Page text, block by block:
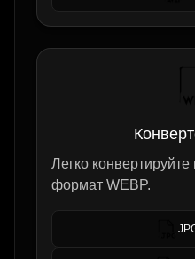
Легко
формат WEBP.